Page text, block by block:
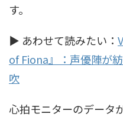
す。
▶ あわせて読みたい：
of Fiona』：声優陣が
吹
心拍モニターのデータ